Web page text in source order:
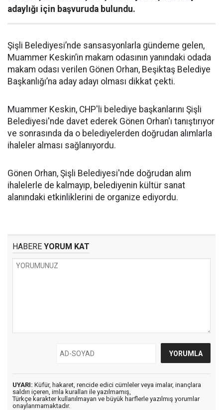
adaylığı için başvuruda bulundu.
Şişli Belediyesi’nde sansasyonlarla gündeme gelen,
Muammer Keskin’in makam odasının yanındaki odada
makam odası verilen Gönen Orhan, Beşiktaş Belediye
Başkanlığı’na aday adayı olması dikkat çekti.
Muammer Keskin, CHP'li belediye başkanlarını Şişli
Belediyesi'nde davet ederek Gönen Orhan'ı tanıştırıyor
ve sonrasında da o belediyelerden doğrudan alımlarla
ihaleler alması sağlanıyordu.
Gönen Orhan, Şişli Belediyesi'nde doğrudan alım
ihalelerle de kalmayıp, belediyenin kültür sanat
alanındaki etkinliklerini de organize ediyordu.
HABERE YORUM KAT
UYARI: Küfür, hakaret, rencide edici cümleler veya imalar, inançlara
saldırı içeren, imla kuralları ile yazılmamış,
Türkçe karakter kullanılmayan ve büyük harflerle yazılmış yorumlar
onaylanmamaktadır.